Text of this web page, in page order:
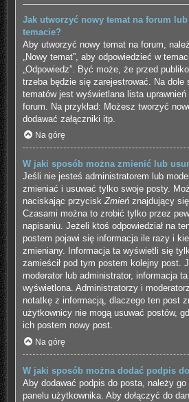
Jak utworzyć nowy temat na forum
temacie?
Aby utworzyć nowy temat na forum,
„Nowy temat”, aby odpowiedzieć w
„Odpowiedz”. Być może, że przed
trzeba będzie się zarejestrować. Na dole
tematów jest wyświetlana lista
forum. Na przykład: Możesz tworzyć
dodawać załączniki itp.
Na górę
W jaki sposób można zmienić lub
Jeśli nie jesteś administratorem lub
zmieniać i usuwać tylko swoje posty.
naciskając przyciskZmieńznajdujący
Czasami można to zrobić tylko przez
napisaniu. Jeżeli ktoś odpowiedział na
postem pojawi się informacja ile razy i
zmieniany. Informacja ta wyświetli się
zamieścił pod tym postem kolejny post.
moderator lub administrator, informacja
wyświetlona. Administratorzy i
notatkę z informacją, dlaczego ten post
użytkownicy nie mogą usuwać postów,
ich postem nowy post.
Na górę
W jaki sposób można dodać podpis
Aby dodawać podpis do posta, należy
panelu użytkownika. Aby dołączyć do